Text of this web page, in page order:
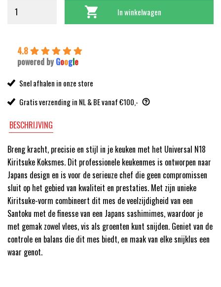
In winkelwagen
4.8
powered by Google
Snel afhalen in onze store
Gratis verzending in NL & BE vanaf €100,-
BESCHRIJVING
Breng kracht, precisie en stijl in je keuken met het Universal N18
Kiritsuke Koksmes. Dit professionele keukenmes is ontworpen naar
Japans design en is voor de serieuze chef die geen compromissen
sluit op het gebied van kwaliteit en prestaties. Met zijn unieke
Kiritsuke-vorm combineert dit mes de veelzijdigheid van een
Santoku met de finesse van een Japans sashimimes, waardoor je
met gemak zowel vlees, vis als groenten kunt snijden. Geniet van de
controle en balans die dit mes biedt, en maak van elke snijklus een
waar genot.